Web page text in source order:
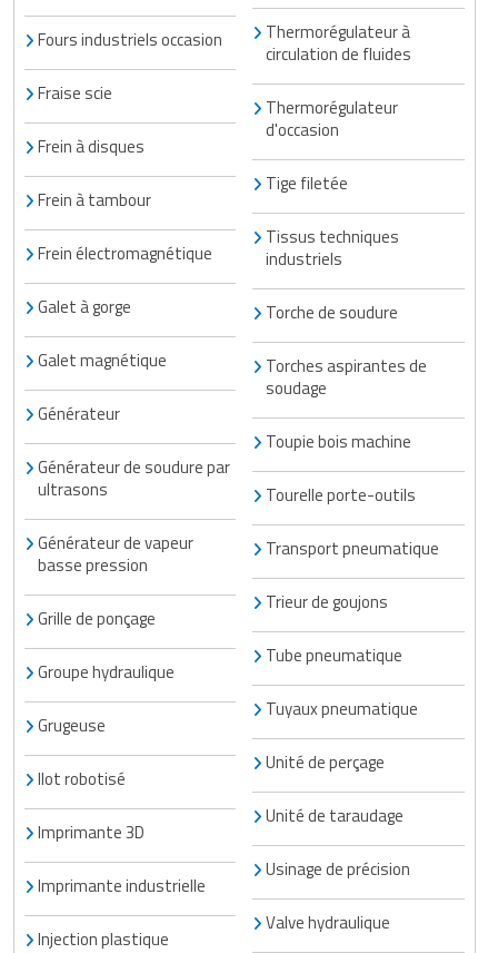
Fours industriels occasion
Fraise scie
Frein à disques
Frein à tambour
Frein électromagnétique
Galet à gorge
Galet magnétique
Générateur
Générateur de soudure par
ultrasons
Générateur de vapeur
basse pression
Grille de ponçage
Groupe hydraulique
Grugeuse
Ilot robotisé
Imprimante 3D
Imprimante industrielle
Injection plastique
Thermorégulateur à
circulation de fluides
Thermorégulateur
d'occasion
Tige filetée
Tissus techniques
industriels
Torche de soudure
Torches aspirantes de
soudage
Toupie bois machine
Tourelle porte-outils
Transport pneumatique
Trieur de goujons
Tube pneumatique
Tuyaux pneumatique
Unité de perçage
Unité de taraudage
Usinage de précision
Valve hydraulique